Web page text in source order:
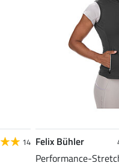
14 Felix Bühler
Performance-